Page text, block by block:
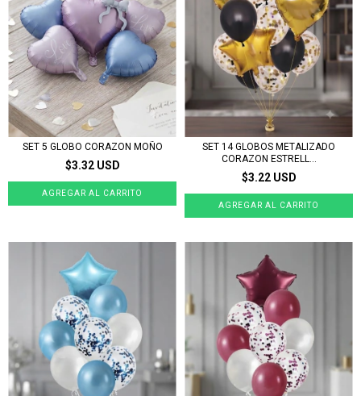
SET 5 GLOBO CORAZON MOÑO
$3.32 USD
SET 14 GLOBOS METALIZADO
CORAZON ESTRELL...
$3.22 USD